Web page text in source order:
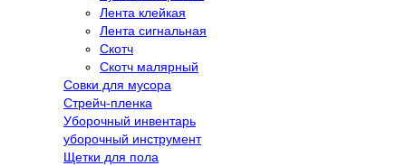
Лента клейкая
Лента сигнальная
Скотч
Скотч малярный
Совки для мусора
Стрейч-пленка
Уборочный инвентарь
уборочный инструмент
Щетки для пола